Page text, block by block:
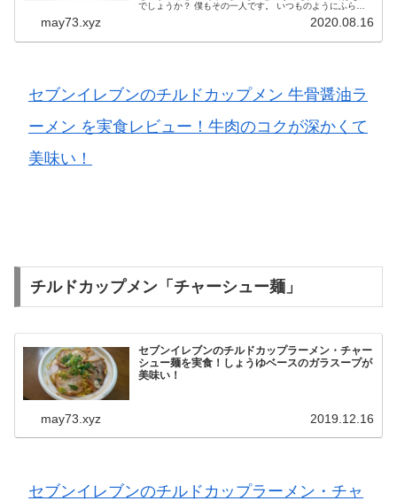
でしょうか？ 僕もその一人です。 いつものようにふらり
may73.xyz 2020.08.16
セブンイレブンのチルドカップメン 牛骨醤油ラ
ーメン を実食レビュー！牛肉のコクが深かくて
美味い！
チルドカップメン「チャーシュー麺」
セブンイレブンのチルドカップラーメン・チャー
シュー麺を実食！しょうゆベースのガラスープが
美味い！
may73.xyz 2019.12.16
セブンイレブンのチルドカップラーメン・チャ